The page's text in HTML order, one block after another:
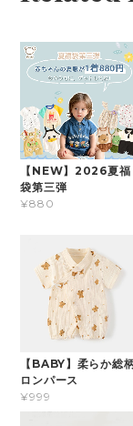
【NEW】2026夏福
袋第三弾
¥880
【BABY】柔らか総
ロンパース
¥999